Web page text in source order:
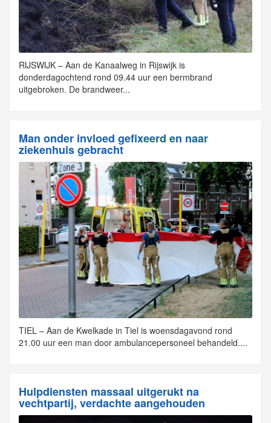
RIJSWIJK – Aan de Kanaalweg in Rijswijk is
donderdagochtend rond 09.44 uur een bermbrand
uitgebroken. De brandweer...
Man onder invloed gefixeerd en naar
ziekenhuis gebracht
TIEL – Aan de Kwelkade in Tiel is woensdagavond rond
21.00 uur een man door ambulancepersoneel behandeld....
Hulpdiensten massaal uitgerukt na
vechtpartij, verdachte aangehouden